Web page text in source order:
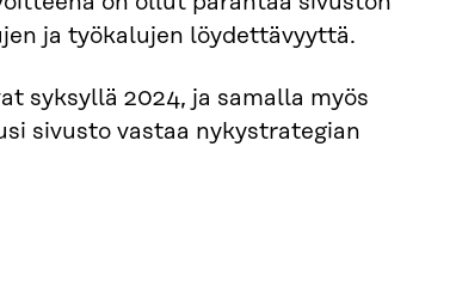
ja työkalujen löydettävyyttä.
syksyllä 2024, ja samalla myös
sivusto vastaa nykystrategian